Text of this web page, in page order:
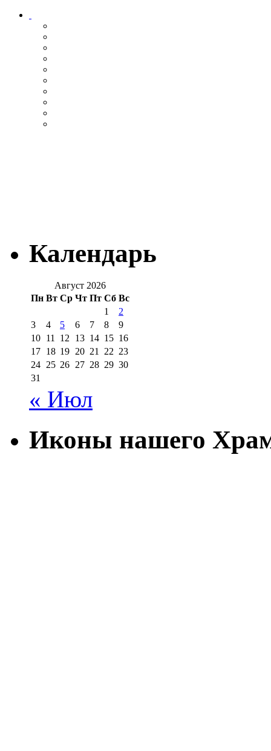
Календарь
Август 2026
Пн Вт Ср Чт Пт Сб Вс
1
2
3
4 5 6 7 8
9
10 11 12 13 14 15 16
17 18 19 20 21 22 23
24 25 26 27 28 29 30
31
« Июл
Иконы нашего